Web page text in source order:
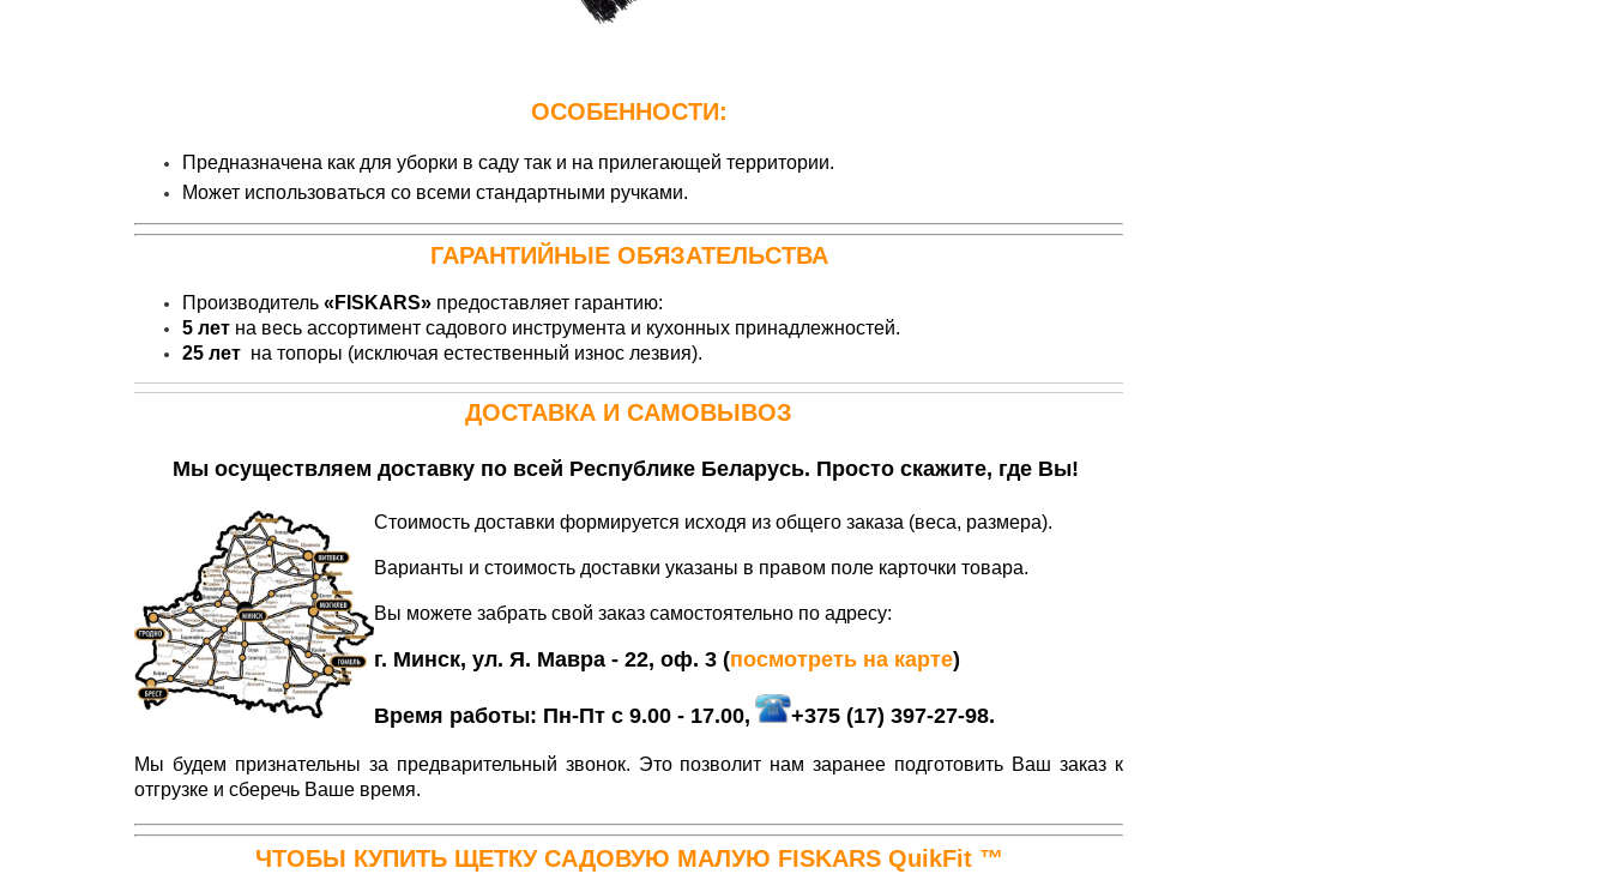
ОСОБЕННОСТИ:
П редназначена как для уборки в саду так и на прилегающей территории.
Может использоваться со всеми стандартными ручками.
ГАРАНТИЙНЫЕ ОБЯЗАТЕЛЬСТВА
Производитель «FISKARS» предоставляет гарантию:
5 лет на весь ассортимент садового инструмента и кухонных принадлежностей.
25 лет на топоры (исключая естественный износ лезвия).
ДОСТАВКА И САМОВЫВОЗ
Мы осуществляем доставку по всей Республике Беларусь. Просто скажите, где Вы!
Стоимость доставки формируется исходя из общего заказа (веса, размера).
Варианты и стоимость доставки указаны в правом поле карточки товара.
Вы можете забрать свой заказ самостоятельно по адресу:
г. Минск, ул. Я. Мавра - 22, оф. 3 (посмотреть на карте)
Время работы: Пн-Пт с 9.00 - 17.00, +375 (17) 397-27-98.
Мы будем признательны за предварительный звонок. Это позволит нам заранее подготовить Ваш заказ к
отгрузке и сберечь Ваше время.
ЧТОБЫ КУПИТЬ ЩЕТКУ САДОВУЮ МАЛУЮ FISKARS QuikFit ™